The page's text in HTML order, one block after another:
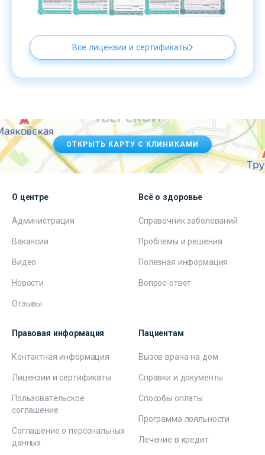
Все лицензии и сертификаты
ОТКРЫТЬ КАРТУ С КЛИНИКАМИ
О центре
Администрация
Вакансии
Видео
Новости
Отзывы
Всё о здоровье
Справочник заболеваний
Проблемы и решения
Полезная информация
Вопрос-ответ
Правовая информация
Контактная информация
Лицензии и сертификаты
Пользовательское
соглашение
Соглашение о персональных
данных
Пациентам
Вызов врача на дом
Справки и документы
Способы оплаты
Программа лояльности
Лечение в кредит